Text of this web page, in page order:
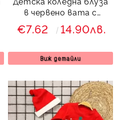
в червено вата с
еленче с шалче за
момче
€7.62 14.90лв.
Виж детайли